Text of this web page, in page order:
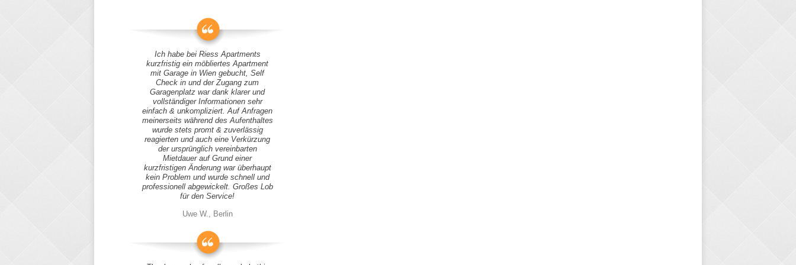
Ich habe bei Riess Apartments
kurzfristig ein möbliertes Apartment
mit Garage in Wien gebucht, Self
Check in und der Zugang zum
Garagenplatz war dank klarer und
vollständiger Informationen sehr
einfach & unkompliziert. Auf Anfragen
meinerseits während des Aufenthaltes
wurde stets promt & zuverlässig
reagierten und auch eine Verkürzung
der ursprünglich vereinbarten
Mietdauer auf Grund einer
kurzfristigen Änderung war überhaupt
kein Problem und wurde schnell und
professionell abgewickelt. Großes Lob
für den Service!
Uwe W., Berlin